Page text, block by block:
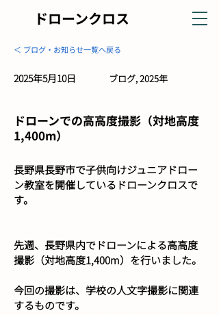
ドローンクロス
＜ ブログ・お知らせ一覧へ戻る
2025年5月10日 ブログ, 2025年
ドローンでの高高度撮影（対地高度
1,400m）
長野県長野市で子供向けジュニアドロー
ン教室を開催しているドローンクロスで
す。
先週、長野県内でドローンによる高高度
撮影（対地高度1,400m）を行いました。
今回の撮影は、学校の人文字撮影に関連
するものです。